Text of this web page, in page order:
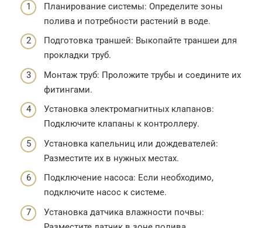
Планирование системы: Определите зоны
полива и потребности растений в воде.
Подготовка траншей: Выкопайте траншеи для
прокладки труб.
Монтаж труб: Проложите трубы и соедините их
фитингами.
Установка электромагнитных клапанов:
Подключите клапаны к контроллеру.
Установка капельниц или дождевателей:
Разместите их в нужных местах.
Подключение насоса: Если необходимо,
подключите насос к системе.
Установка датчика влажности почвы: